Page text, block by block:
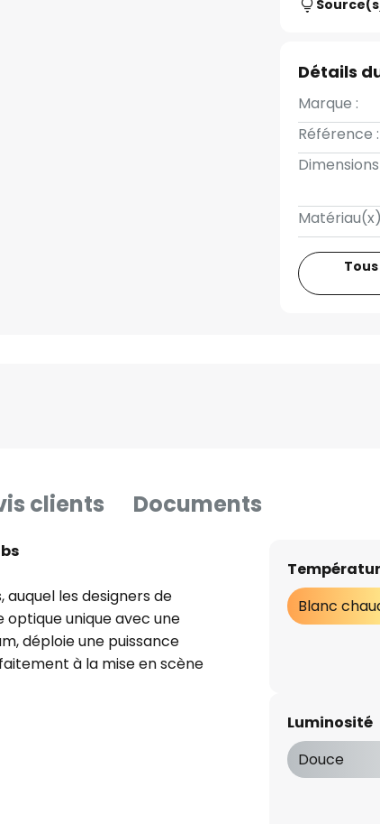
Détails
Marque :
Référence :
Dimensions
clients Documents
auquel les designers de
unique avec une
déploie une puissance
à la mise en scène
dans le domaine privé que
d'aménagement les plus
déjà compris dans la
Blanc
Luminosité
Douce